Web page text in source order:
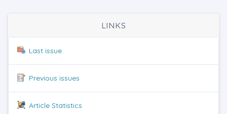
LINKS
Last issue
Previous issues
Article Statistics